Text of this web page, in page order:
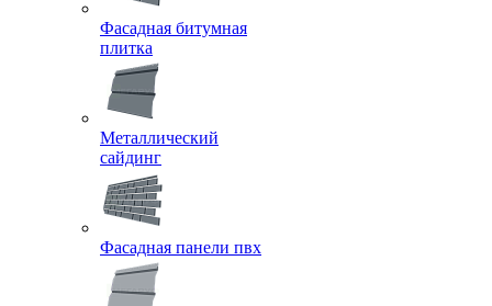
Фасадная битумная
плитка
Металлический
сайдинг
Фасадная панели пвх